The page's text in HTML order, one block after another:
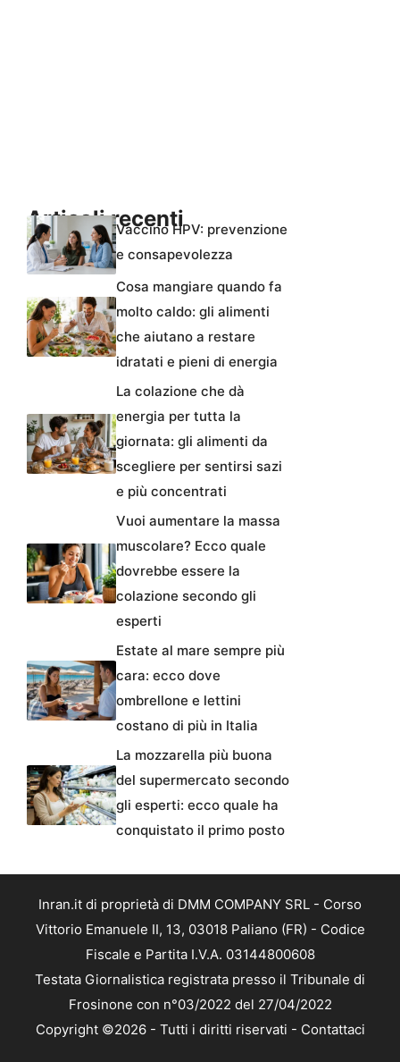
Articoli recentiVaccino HPV: prevenzione
e consapevolezza
Cosa mangiare quando fa
molto caldo: gli alimenti
che aiutano a restare
idratati e pieni di energia
La colazione che dà
energia per tutta la
giornata: gli alimenti da
scegliere per sentirsi sazi
e più concentrati
Vuoi aumentare la massa
muscolare? Ecco quale
dovrebbe essere la
colazione secondo gli
esperti
Estate al mare sempre più
cara: ecco dove
ombrellone e lettini
costano di più in Italia
La mozzarella più buona
del supermercato secondo
gli esperti: ecco quale ha
conquistato il primo posto
Inran.it di proprietà di DMM COMPANY SRL - Corso
Vittorio Emanuele II, 13, 03018 Paliano (FR) - Codice
Fiscale e Partita I.V.A. 03144800608
Testata Giornalistica registrata presso il Tribunale di
Frosinone con n°03/2022 del 27/04/2022
Copyright ©2026 - Tutti i diritti riservati - Contattaci